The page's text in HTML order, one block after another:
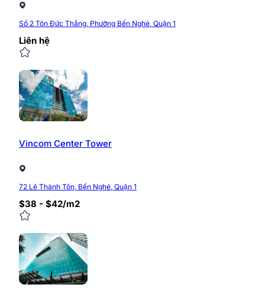
Số 2 Tôn Đức Thắng, Phường Bến Nghé, Quận 1
Liên hệ
Vincom Center Tower
72 Lê Thánh Tôn, Bến Nghé, Quận 1
$38 - $42/m2